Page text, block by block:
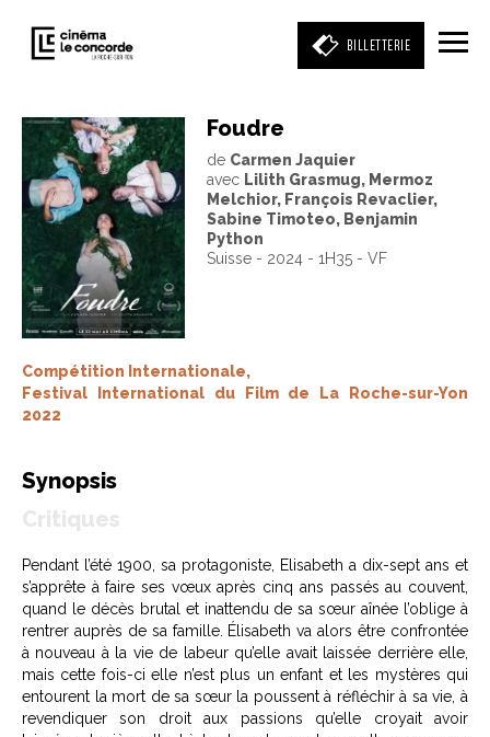
BILLETTERIE
Entrez votre mot clé
(film, réalisateur, acteur, événement)
Foudre
de Carmen Jaquier
avec Lilith Grasmug, Mermoz
Melchior, François Revaclier,
Sabine Timoteo, Benjamin
Python
Suisse - 2024 - 1H35 - VF
Compétition Internationale,
Festival International du Film de La Roche-sur-Yon
2022
Synopsis
Pendant l’été 1900, sa protagoniste, Elisabeth a dix-sept ans et
s’apprête à faire ses vœux après cinq ans passés au couvent,
quand le décès brutal et inattendu de sa sœur aînée l’oblige à
rentrer auprès de sa famille. Élisabeth va alors être confrontée
à nouveau à la vie de labeur qu’elle avait laissée derrière elle,
mais cette fois-ci elle n’est plus un enfant et les mystères qui
entourent la mort de sa sœur la poussent à réfléchir à sa vie, à
revendiquer son droit aux passions qu’elle croyait avoir